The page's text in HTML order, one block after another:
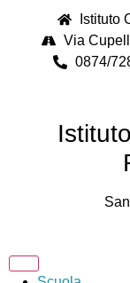
Istituto
Via
0874/